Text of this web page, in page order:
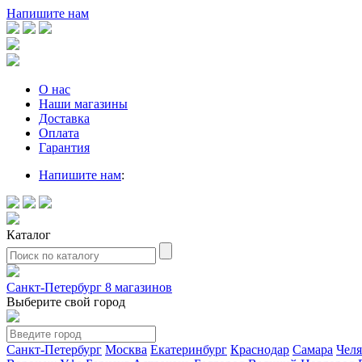
Напишите нам
О нас
Наши магазины
Доставка
Оплата
Гарантия
Напишите нам:
Каталог
Санкт-Петербург 8 магазинов
Выберите свой город
Санкт-Петербург Москва Екатеринбург Краснодар Самара